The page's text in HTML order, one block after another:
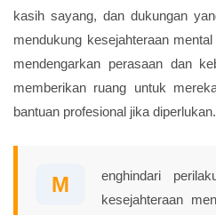
kasih sayang, dan dukungan
mendukung kesejahteraan
mendengarkan perasaan dan
memberikan ruang untuk
bantuan profesional jika diperlukan.
M
enghindari
kesejahteraan